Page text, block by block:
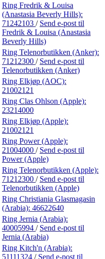
Ring Fredrik & Louisa
(Anastasia Beverly Hills):
71242103 / Send e-post til
Fredrik & Louisa (Anastasia
Beverly Hills)
Ring Telenorbutikken (Anker):
71212300 / Send e-post til
Telenorbutikken (Anker)
Ring Elkjøp (AOC):
21002121
Ring Clas Ohlson (Apple):
23214000
Ring Elkjøp (Apple):
21002121
Ring Power (Apple):
21004000 / Send e-post til
Power (Apple)
Ring Telenorbutikken (Apple):
71212300 / Send e-post til
Telenorbutikken (Apple)
Ring Christiania Glasmagasin
(Arabia): 46622640
Ring Jernia (Arabia):
40005994 / Send e-post til
Jernia (Arabia)
Ring Kitch'n (Arabia):
51111324 / Send e-post til